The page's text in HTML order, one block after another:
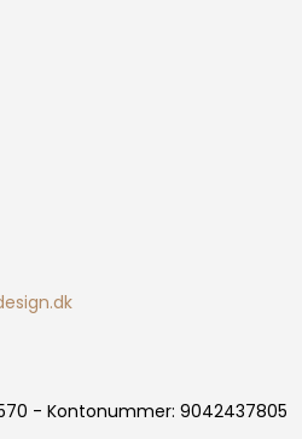
- Kontonummer: 9042437805